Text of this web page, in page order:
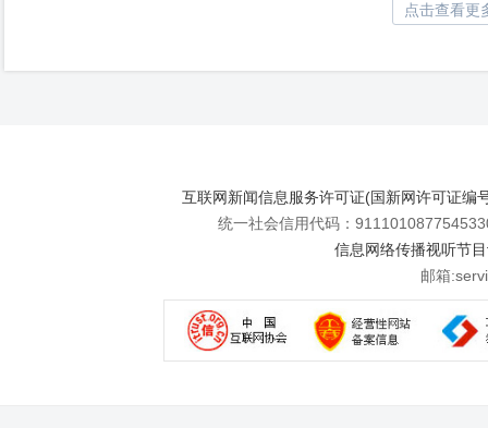
点击查看更
互联网新闻信息服务许可证(国新网许可证编
统一社会信用代码：
信息网络传播视听节
邮箱